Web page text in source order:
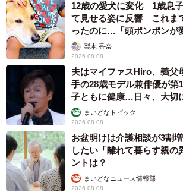
12歳の愛犬に変化 1歳息
て見せる姿に反響 これま
ったのに…「頭ポンポンが
「尊…」
梨木 香奈
2026.08.08
夫はマイファスHiro、義父
手の28歳モデル兼俳優が第
子ともに健康…日々、大切
まいどなトピック
2026.08.08
お盆明けは介護相談が3割
したい「離れて暮らす親の
ントは？
まいどなニュース情報部
2026.08.08